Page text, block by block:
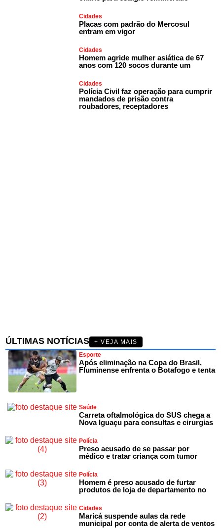
Cidades
Placas com padrão do Mercosul
entram em vigor
Cidades
Homem agride mulher asiática de 67
anos com 120 socos durante um
Cidades
Polícia Civil faz operação para cumprir
mandados de prisão contra
roubadores, receptadores
ÚLTIMAS NOTÍCIAS
+ VEJA MAIS
Esporte
Após eliminação na Copa do Brasil,
Fluminense enfrenta o Botafogo e tenta
Saúde
Carreta oftalmológica do SUS chega a
Nova Iguaçu para consultas e cirurgias
Polícia
Preso acusado de se passar por
médico e tratar criança com tumor
Polícia
Homem é preso acusado de furtar
produtos de loja de departamento no
Cidades
Maricá suspende aulas da rede
municipal por conta de alerta de ventos